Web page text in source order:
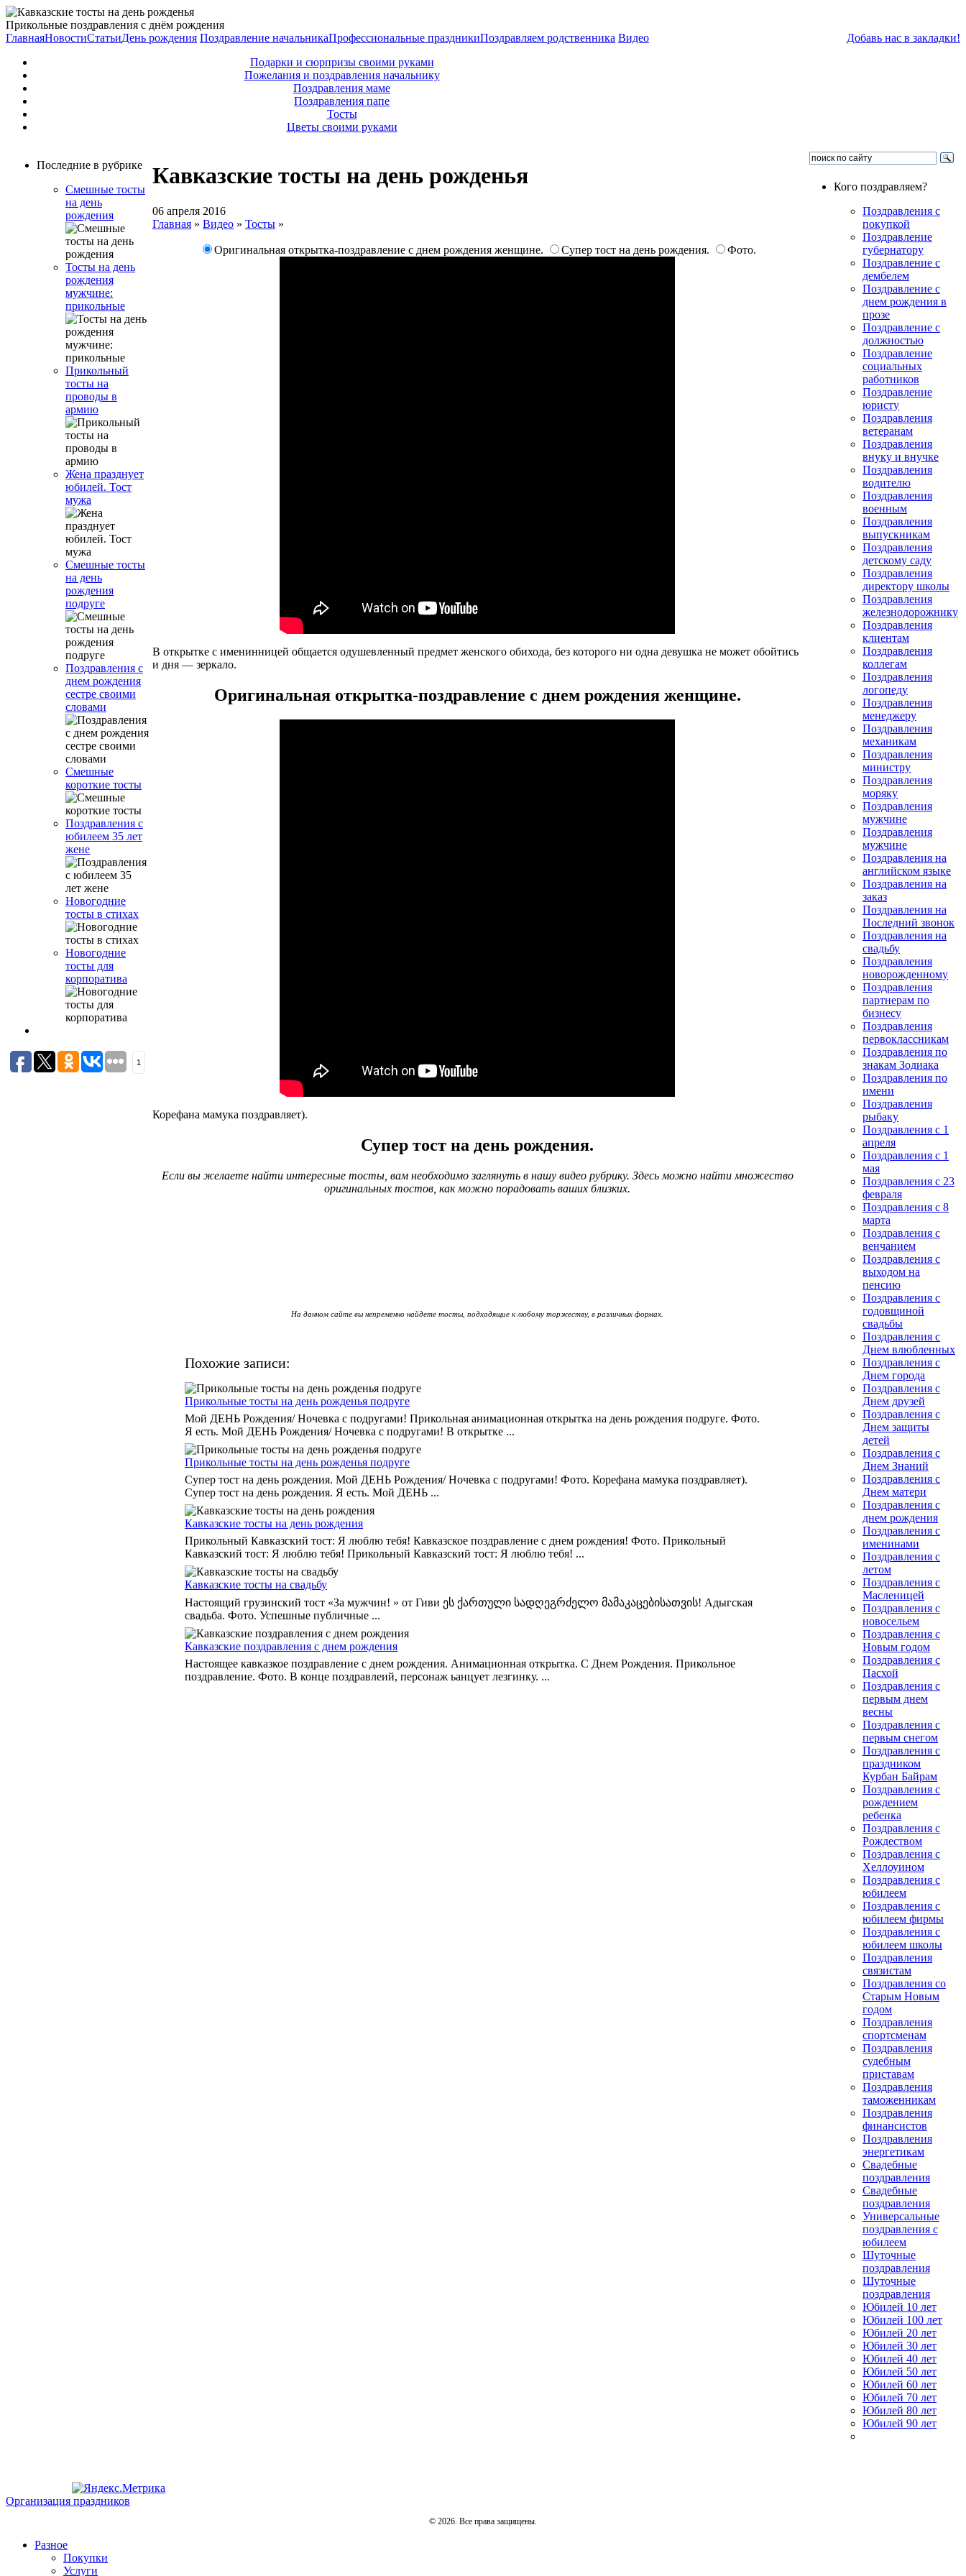
Прикольные поздравления с днём рождения
ГлавнаяНовостиСтатьиДень рождения Поздравление начальникаПрофессиональные праздникиПоздравляем родственника Видео
Подарки и сюрпризы своими руками
Пожелания и поздравления начальнику
Поздравления маме
Поздравления папе
Тосты
Цветы своими руками
Добавь нас в закладки!
Последние в рубрике
Смешные тосты
на день
рождения
Тосты на день
рождения
мужчине:
прикольные
Прикольный
тосты на
проводы в
армию
Жена празднует
юбилей. Тост
мужа
Смешные тосты
на день
рождения
подруге
Поздравления с
днем рождения
сестре своими
словами
Смешные
короткие тосты
Поздравления с
юбилеем 35 лет
жене
Новогодние
тосты в стихах
Новогодние
тосты для
корпоратива
1
Кавказские тосты на день рожденья
06 апреля 2016
Главная » Видео » Тосты »
Оригинальная открытка-поздравление с днем рождения женщине. Супер тост на день рождения. Фото.
В открытке с именинницей общается одушевленный предмет женского обихода, без которого ни одна девушка не может обойтись
и дня — зеркало.
Оригинальная открытка-поздравление с днем рождения женщине.
Корефана мамука поздравляет).
Супер тост на день рождения.
Если вы желаете найти интересные тосты, вам необходимо заглянуть в нашу видео рубрику. Здесь можно найти множество
оригинальных тостов, как можно порадовать ваших близких.
На данном сайте вы непременно найдете тосты, подходящие к любому торжеству, в различных формах.
Похожие записи:
Прикольные тосты на день рожденья подруге
Мой ДЕНЬ Рождения/ Ночевка с подругами! Прикольная анимационная открытка на день рождения подруге. Фото.
Я есть. Мой ДЕНЬ Рождения/ Ночевка с подругами! В открытке ...
Прикольные тосты на день рожденья подруге
Супер тост на день рождения. Мой ДЕНЬ Рождения/ Ночевка с подругами! Фото. Корефана мамука поздравляет).
Супер тост на день рождения. Я есть. Мой ДЕНЬ ...
Кавказские тосты на день рождения
Прикольный Кавказский тост: Я люблю тебя! Кавказское поздравление с днем рождения! Фото. Прикольный
Кавказский тост: Я люблю тебя! Прикольный Кавказский тост: Я люблю тебя! ...
Кавказские тосты на свадьбу
Настоящий грузинский тост «За мужчин! » от Гиви ეს ქართული სადღეგრძელო მამაკაცებისათვის! Адыгская
свадьба. Фото. Успешные публичные ...
Кавказские поздравления с днем рождения
Настоящее кавказкое поздравление с днем рождения. Анимационная открытка. С Днем Рождения. Прикольное
поздравление. Фото. В конце поздравлеий, персонаж ьанцует лезгинку. ...
Кого поздравляем?
Поздравления с
покупкой
Поздравление
губернатору
Поздравление с
дембелем
Поздравление с
днем рождения в
прозе
Поздравление с
должностью
Поздравление
социальных
работников
Поздравление
юристу
Поздравления
ветеранам
Поздравления
внуку и внучке
Поздравления
водителю
Поздравления
военным
Поздравления
выпускникам
Поздравления
детскому саду
Поздравления
директору школы
Поздравления
железнодорожнику
Поздравления
клиентам
Поздравления
коллегам
Поздравления
логопеду
Поздравления
менеджеру
Поздравления
механикам
Поздравления
министру
Поздравления
моряку
Поздравления
мужчине
Поздравления
мужчине
Поздравления на
английском языке
Поздравления на
заказ
Поздравления на
Последний звонок
Поздравления на
свадьбу
Поздравления
новорожденному
Поздравления
партнерам по
бизнесу
Поздравления
первоклассникам
Поздравления по
знакам Зодиака
Поздравления по
имени
Поздравления
рыбаку
Поздравления с 1
апреля
Поздравления с 1
мая
Поздравления с 23
февраля
Поздравления с 8
марта
Поздравления с
венчанием
Поздравления с
выходом на
пенсию
Поздравления с
годовщиной
свадьбы
Поздравления с
Днем влюбленных
Поздравления с
Днем города
Поздравления с
Днем друзей
Поздравления с
Днем защиты
детей
Поздравления с
Днем Знаний
Поздравления с
Днем матери
Поздравления с
днем рождения
Поздравления с
именинами
Поздравления с
летом
Поздравления с
Масленицей
Поздравления с
новосельем
Поздравления с
Новым годом
Поздравления с
Пасхой
Поздравления с
первым днем
весны
Поздравления с
первым снегом
Поздравления с
праздником
Курбан Байрам
Поздравления с
рождением
ребенка
Поздравления с
Рождеством
Поздравления с
Хеллоуином
Поздравления с
юбилеем
Поздравления с
юбилеем фирмы
Поздравления с
юбилеем школы
Поздравления
связистам
Поздравления со
Старым Новым
годом
Поздравления
спортсменам
Поздравления
судебным
приставам
Поздравления
таможенникам
Поздравления
финансистов
Поздравления
энергетикам
Свадебные
поздравления
Свадебные
поздравления
Универсальные
поздравления с
юбилеем
Шуточные
поздравления
Шуточные
поздравления
Юбилей 10 лет
Юбилей 100 лет
Юбилей 20 лет
Юбилей 30 лет
Юбилей 40 лет
Юбилей 50 лет
Юбилей 60 лет
Юбилей 70 лет
Юбилей 80 лет
Юбилей 90 лет
Организация праздников
© 2026. Все права защищены.
Разное
Покупки
Услуги